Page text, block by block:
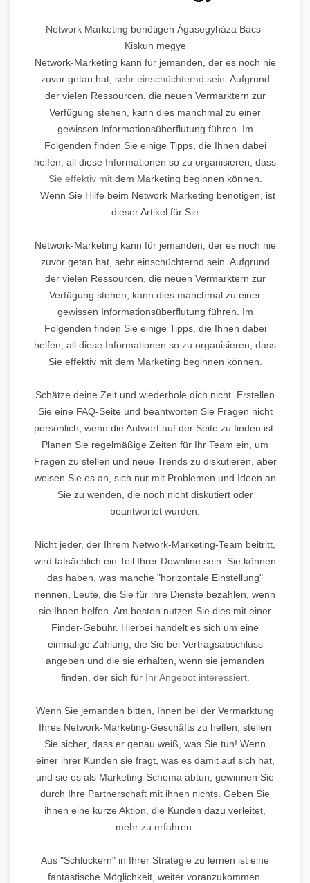
Network Marketing benötigen Ágasegyháza Bács-
Kiskun megye
Network-Marketing kann für jemanden, der es noch nie
zuvor getan hat, sehr einschüchternd sein. Aufgrund
der vielen Ressourcen, die neuen Vermarktern zur
Verfügung stehen, kann dies manchmal zu einer
gewissen Informationsüberflutung führen. Im
Folgenden finden Sie einige Tipps, die Ihnen dabei
helfen, all diese Informationen so zu organisieren, dass
Sie effektiv mitdem Marketing beginnen können.
Wenn Sie Hilfe beim Network Marketing benötigen, ist
dieser Artikel für Sie
Network-Marketing kann für jemanden, der es noch nie
zuvor getan hat, sehr einschüchternd sein. Aufgrund
der vielen Ressourcen, die neuen Vermarktern zur
Verfügung stehen, kann dies manchmal zu einer
gewissen Informationsüberflutung führen. Im
Folgenden finden Sie einige Tipps, die Ihnen dabei
helfen, all diese Informationen so zu organisieren, dass
Sie effektiv mit dem Marketing beginnen können.
Schätze deine Zeit und wiederhole dich nicht. Erstellen
Sie eine FAQ-Seite und beantworten Sie Fragen nicht
persönlich, wenn die Antwort auf der Seite zu finden ist.
Planen Sie regelmäßige Zeiten für Ihr Team ein, um
Fragen zu stellen und neue Trends zu diskutieren, aber
weisen Sie es an, sich nur mit Problemen und Ideen an
Sie zu wenden, die noch nicht diskutiert oder
beantwortet wurden.
Nicht jeder, der Ihrem Network-Marketing-Team beitritt,
wird tatsächlich ein Teil Ihrer Downline sein. Sie können
das haben, was manche "horizontale Einstellung"
nennen, Leute, die Sie für ihre Dienste bezahlen, wenn
sie Ihnen helfen. Am besten nutzen Sie dies mit einer
Finder-Gebühr. Hierbei handelt es sich um eine
einmalige Zahlung, die Sie bei Vertragsabschluss
angeben und die sie erhalten, wenn sie jemanden
finden, der sich für Ihr Angebot interessiert.
Wenn Sie jemanden bitten, Ihnen bei der Vermarktung
Ihres Network-Marketing-Geschäfts zu helfen, stellen
Sie sicher, dass er genau weiß, was Sie tun! Wenn
einer ihrer Kunden sie fragt, was es damit auf sich hat,
und sie es als Marketing-Schema abtun, gewinnen Sie
durch Ihre Partnerschaft mit ihnen nichts. Geben Sie
ihnen eine kurze Aktion, die Kunden dazu verleitet,
mehr zu erfahren.
Aus "Schluckern" in Ihrer Strategie zu lernen ist eine
fantastische Möglichkeit, weiter voranzukommen.